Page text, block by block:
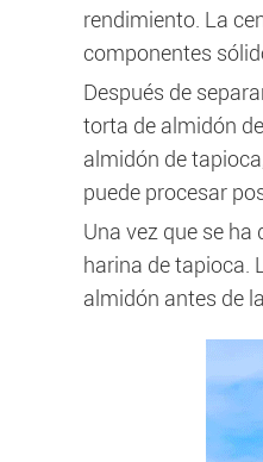
rendimiento. La
componentes
Después de
torta de almidón
almidón de
puede procesar
Una vez que se
harina de tapioca.
almidón antes de